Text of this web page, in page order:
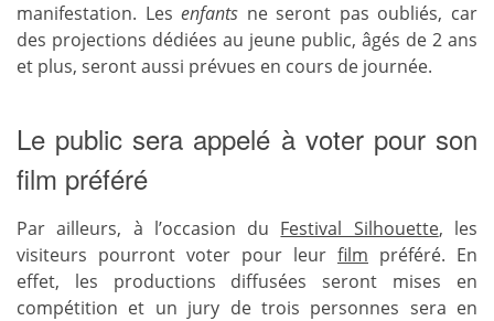
manifestation. Lesenfants ne seront pas oubliés, car
des projections dédiées au jeune public, âgés de 2 ans
et plus, seront aussi prévues en cours de journée.
Le public sera appelé à voter pour son
film préféré
Par ailleurs, à l’occasion du Festival Silhouette, les
visiteurs pourront voter pour leur film préféré. En
effet, les productions diffusées seront mises en
compétition et un jury de trois personnes sera en